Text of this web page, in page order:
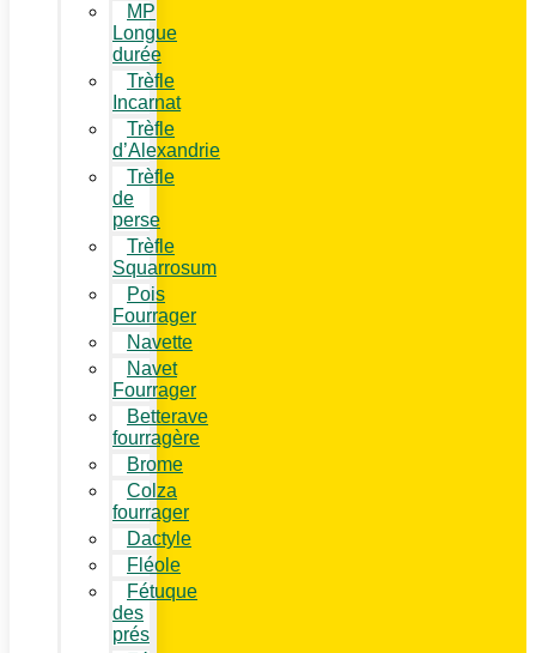
MP
Longue
durée
Trèfle
Incarnat
Trèfle
d’Alexandrie
Trèfle
de
perse
Trèfle
Squarrosum
Pois
Fourrager
Navette
Navet
Fourrager
Betterave
fourragère
Brome
Colza
fourrager
Dactyle
Fléole
Fétuque
des
prés